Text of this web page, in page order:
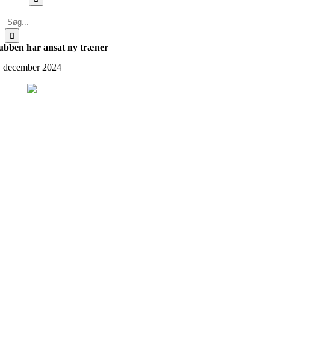
Søg
efter:
har ansat ny træner
december 2024